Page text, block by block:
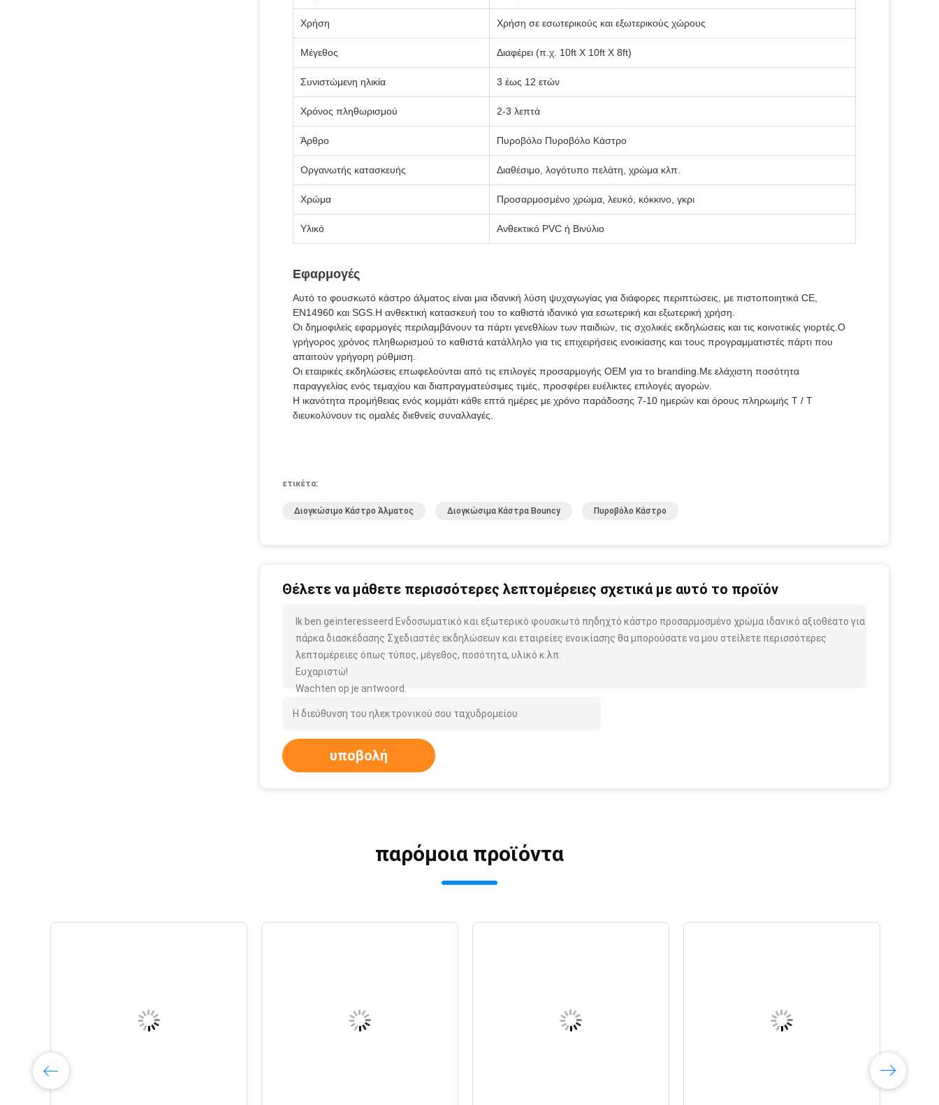
Χρήση Χρήση σε εσωτερικούς και εξωτερικούς χώρους
Μέγεθος Διαφέρει (π.χ. 10ft X 10ft X 8ft)
Συνιστώμενη ηλικία 3 έως 12 ετών
Χρόνος πληθωρισμού 2-3 λεπτά
Άρθρο Πυροβόλο Πυροβόλο Κάστρο
Οργανωτής κατασκευής Διαθέσιμο, λογότυπο πελάτη, χρώμα κλπ.
Χρώμα Προσαρμοσμένο χρώμα, λευκό, κόκκινο, γκρι
Υλικό Ανθεκτικό PVC ή Βινύλιο
Εφαρμογές
Αυτό το φουσκωτό κάστρο άλματος είναι μια ιδανική λύση ψυχαγωγίας για διάφορες περιπτώσεις, με πιστοποιητικά CE,
EN14960 και SGS.Η ανθεκτική κατασκευή του το καθιστά ιδανικό για εσωτερική και εξωτερική χρήση.
Οι δημοφιλείς εφαρμογές περιλαμβάνουν τα πάρτι γενεθλίων των παιδιών, τις σχολικές εκδηλώσεις και τις κοινοτικές γιορτές.Ο
γρήγορος χρόνος πληθωρισμού το καθιστά κατάλληλο για τις επιχειρήσεις ενοικίασης και τους προγραμματιστές πάρτι που
απαιτούν γρήγορη ρύθμιση.
Οι εταιρικές εκδηλώσεις επωφελούνται από τις επιλογές προσαρμογής OEM για το branding.Με ελάχιστη ποσότητα
παραγγελίας ενός τεμαχίου και διαπραγματεύσιμες τιμές, προσφέρει ευέλικτες επιλογές αγορών.
Η ικανότητα προμήθειας ενός κομμάτι κάθε επτά ημέρες με χρόνο παράδοσης 7-10 ημερών και όρους πληρωμής T / T
διευκολύνουν τις ομαλές διεθνείς συναλλαγές.
ετικέτα:
Διογκώσιμο Κάστρο Άλματος Διογκώσιμα Κάστρα Bouncy Πυροβόλο Κάστρο
Θέλετε να μάθετε περισσότερες λεπτομέρειες σχετικά με αυτό το προϊόν
Ik ben geïnteresseerd Ενδοσωματικό και εξωτερικό φουσκωτό πηδηχτό κάστρο προσαρμοσμένο χρώμα ιδανικό αξιοθέατο για
πάρκα διασκέδασης Σχεδιαστές εκδηλώσεων και εταιρείες ενοικίασης θα μπορούσατε να μου στείλετε περισσότερες
λεπτομέρειες όπως τύπος, μέγεθος, ποσότητα, υλικό κ.λπ.
Ευχαριστώ!
Wachten op je antwoord.
υποβολή
παρόμοια προϊόντα